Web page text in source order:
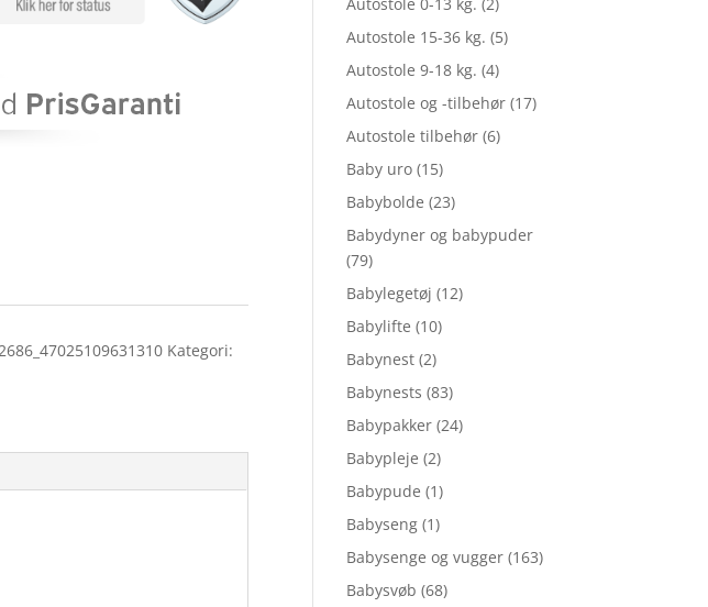
kr. 99,95.
kr. 64,97.
Kategori:
Autostole 15-36 kg. (5)
Autostole 9-18 kg. (4)
Autostole og -tilbehør (17)
Autostole tilbehør (6)
Baby uro (15)
Babybolde (23)
Babydyner og babypuder
(79)
Babylegetøj (12)
Babylifte (10)
Babynest (2)
Babynests (83)
Babypakker (24)
Babypleje (2)
Babypude (1)
Babyseng (1)
Babysenge og vugger (163)
Babysvøb (68)